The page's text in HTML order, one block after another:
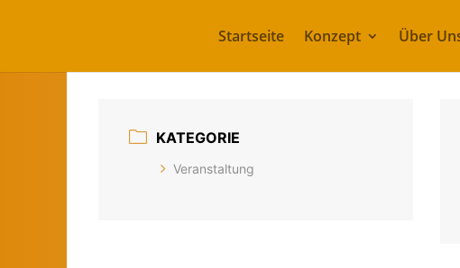
Startseite Konzept Über
KATEGORIE
Veranstaltung